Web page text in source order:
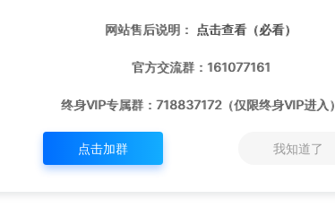
网站售后说明： 点击查看（必看）
官方交流群：161077161
终身VIP专属群：718837172（仅限终身VIP进入）
点击加群 我知道了